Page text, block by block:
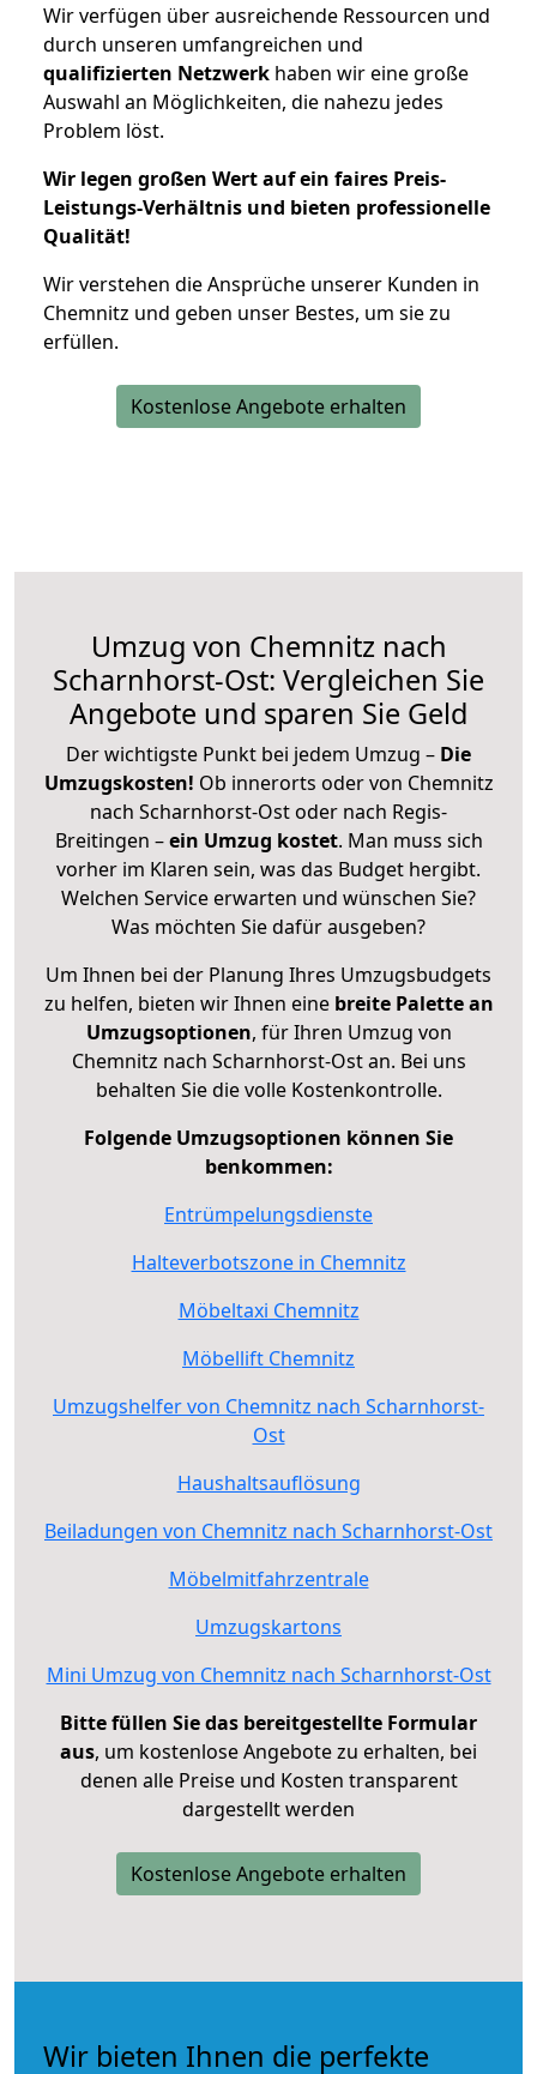
Wir verfügen über ausreichende Ressourcen und
durch unseren umfangreichen und
qualifizierten Netzwerk haben wir eine große
Auswahl an Möglichkeiten, die nahezu jedes
Problem löst.
Wir legen großen Wert auf ein faires Preis-
Leistungs-Verhältnis und bieten professionelle
Qualität!
Wir verstehen die Ansprüche unserer Kunden in
Chemnitz und geben unser Bestes, um sie zu
erfüllen.
Kostenlose Angebote erhalten
Umzug von Chemnitz nach
Scharnhorst-Ost: Vergleichen Sie
Angebote und sparen Sie Geld
Der wichtigste Punkt bei jedem Umzug – Die
Umzugskosten! Ob innerorts oder von Chemnitz
nach Scharnhorst-Ost oder nach Regis-
Breitingen –ein Umzug kostet. Man muss sich
vorher im Klaren sein, was das Budget hergibt.
Welchen Service erwarten und wünschen Sie?
Was möchten Sie dafür ausgeben?
Um Ihnen bei der Planung Ihres Umzugsbudgets
zu helfen, bieten wir Ihnen eine breite Palette an
Umzugsoptionen, für Ihren Umzug von
Chemnitz nach Scharnhorst-Ost an. Bei uns
behalten Sie die volle Kostenkontrolle.
Folgende Umzugsoptionen können Sie
benkommen:
Entrümpelungsdienste
Halteverbotszone in Chemnitz
Möbeltaxi Chemnitz
Möbellift Chemnitz
Umzugshelfer von Chemnitz nach Scharnhorst-
Ost
Haushaltsauflösung
Beiladungen von Chemnitz nach Scharnhorst-Ost
Möbelmitfahrzentrale
Umzugskartons
Mini Umzug von Chemnitz nach Scharnhorst-Ost
Bitte füllen Sie das bereitgestellte Formular
aus, um kostenlose Angebote zu erhalten, bei
denen alle Preise und Kosten transparent
dargestellt werden
Kostenlose Angebote erhalten
Wir bieten Ihnen die perfekte